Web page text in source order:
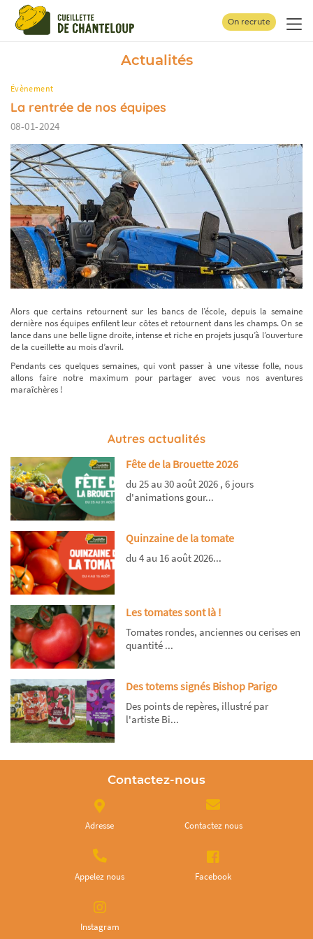
On recrute
Actualités
Évènement
La rentrée de nos équipes
08-01-2024
Alors que certains retournent sur les bancs de l’école, depuis la semaine
dernière nos équipes enfilent leur côtes et retournent dans les champs. On se
lance dans une belle ligne droite, intense et riche en projets jusqu’à l’ouverture
de la cueillette au mois d’avril.
Pendants ces quelques semaines, qui vont passer à une vitesse folle, nous
allons faire notre maximum pour partager avec vous nos aventures
maraîchères !
Autres actualités
Fête de la Brouette 2026
du 25 au 30 août 2026 , 6 jours
d'animations gour...
Quinzaine de la tomate
du 4 au 16 août 2026...
Les tomates sont là !
Tomates rondes, anciennes ou cerises en
quantité ...
Des totems signés Bishop Parigo
Des points de repères, illustré par
l'artiste Bi...
Contactez-nous
Adresse Contactez nous
Appelez nous Facebook
Instagram
Panneau de gestion des cookies